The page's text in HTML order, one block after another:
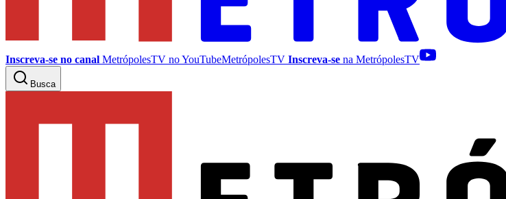
Inscreva-se no canal MetrópolesTV noYouTubeMetrópolesTV Inscreva-se na MetrópolesTV
Busca